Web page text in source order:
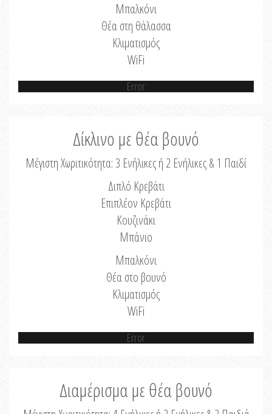
Μπαλκόνι
Θέα στη θάλασσα
Κλιματισμός
WiFi
Error
Δίκλινο με θέα βουνό
Μέγιστη Χωριτικότητα: 3 Ενήλικες ή 2 Ενήλικες & 1 Παιδί
Διπλό Κρεβάτι
Επιπλέον Κρεβάτι
Κουζινάκι
Μπάνιο
Μπαλκόνι
Θέα στο βουνό
Κλιματισμός
WiFi
Error
Διαμέρισμα με θέα βουνό